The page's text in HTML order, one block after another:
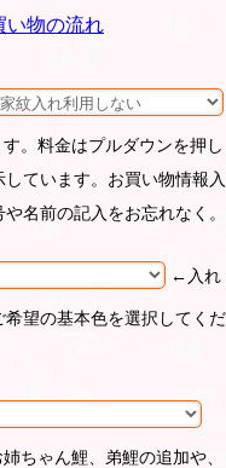
い物の流れ
。料金はプルダウンを押し
ています。お買い物情報入
名前の記入をお忘れなく。
←入れ
望の基本色を選択してくだ
ちゃん鯉、弟鯉の追加や、